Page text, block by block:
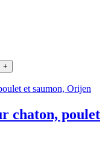
+
chaton, poulet